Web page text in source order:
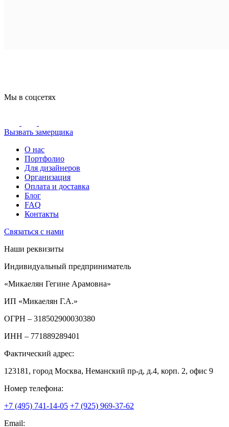
Мы в соцсетях
Вызвать замерщика
О нас
Портфолио
Для дизайнеров
Организация
Оплата и доставка
Блог
FAQ
Контакты
Связаться с нами
Наши реквизиты
Индивидуальный предприниматель
«Микаелян Гегине Арамовна»
ИП «Микаелян Г.А.»
ОГРН – 318502900030380
ИНН – 771889289401
Фактический адрес:
123181, город Москва, Неманский пр-д, д.4, корп. 2, офис 9
Номер телефона:
+7 (495) 741-14-05 +7 (925) 969-37-62
Email: